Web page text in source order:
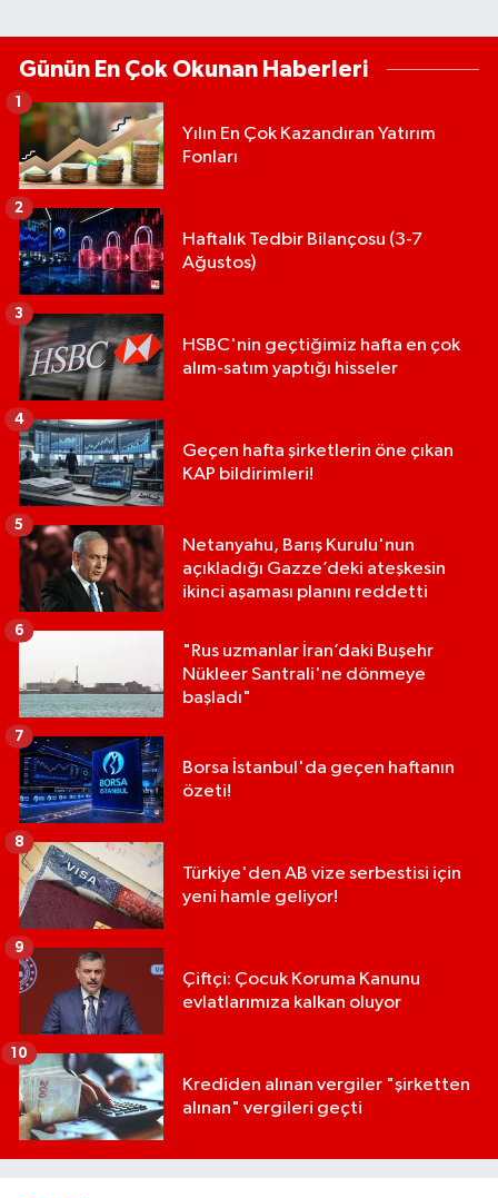
Günün En Çok Okunan Haberleri
Yılın En Çok Kazandıran Yatırım
Fonları
1
Haftalık Tedbir Bilançosu (3-7
Ağustos)
2
HSBC'nin geçtiğimiz hafta en çok
alım-satım yaptığı hisseler
3
Geçen hafta şirketlerin öne çıkan
KAP bildirimleri!
4
Netanyahu, Barış Kurulu'nun
açıkladığı Gazze’deki ateşkesin
ikinci aşaması planını reddetti
5
"Rus uzmanlar İran’daki Buşehr
Nükleer Santrali'ne dönmeye
başladı"
6
Borsa İstanbul'da geçen haftanın
özeti!
7
Türkiye'den AB vize serbestisi için
yeni hamle geliyor!
8
Çiftçi: Çocuk Koruma Kanunu
evlatlarımıza kalkan oluyor
9
Krediden alınan vergiler "şirketten
alınan" vergileri geçti
10